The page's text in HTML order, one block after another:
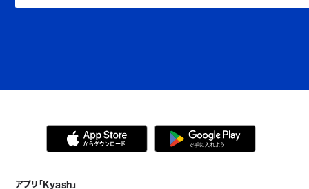
アプリ「Kyash」